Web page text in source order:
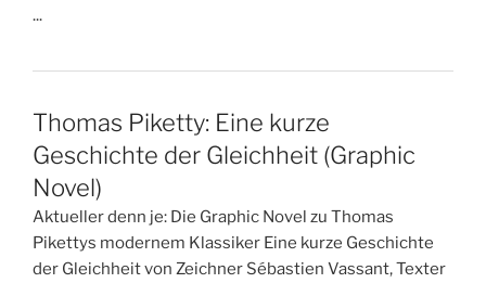
...
Thomas Piketty: Eine kurze
Geschichte der Gleichheit (Graphic
Novel)
Aktueller denn je: Die Graphic Novel zu Thomas
Pikettys modernem Klassiker Eine kurze Geschichte
der Gleichheit von Zeichner Sébastien Vassant, Texter